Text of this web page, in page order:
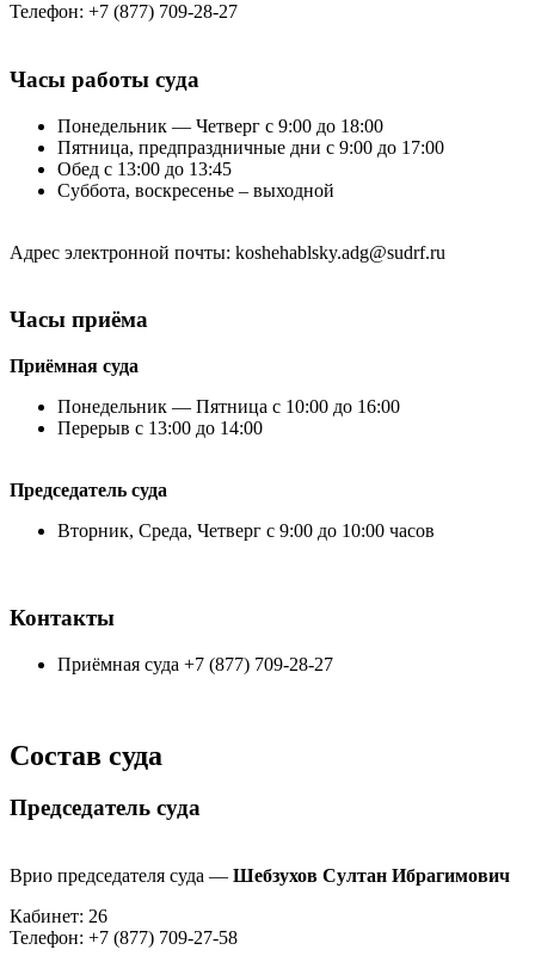
Телефон: +7 (877) 709-28-27
Часы работы суда
Понедельник — Четверг с 9:00 до 18:00
Пятница, предпраздничные дни с 9:00 до 17:00
Обед с 13:00 до 13:45
Суббота, воскресенье – выходной
Адрес электронной почты: koshehablsky.adg@sudrf.ru
Часы приёма
Приёмная суда
Понедельник — Пятница с 10:00 до 16:00
Перерыв с 13:00 до 14:00
Председатель суда
Вторник, Среда, Четверг с 9:00 до 10:00 часов
Контакты
Приёмная суда +7 (877) 709-28-27
Состав суда
Председатель суда
Врио председателя суда — Шебзухов Султан Ибрагимович
Кабинет: 26
Телефон: +7 (877) 709-27-58